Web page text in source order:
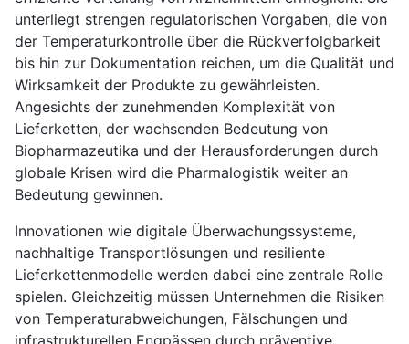
unterliegt strengen regulatorischen Vorgaben, die von
der Temperaturkontrolle über die Rückverfolgbarkeit
bis hin zur Dokumentation reichen, um die Qualität und
Wirksamkeit der Produkte zu gewährleisten.
Angesichts der zunehmenden Komplexität von
Lieferketten, der wachsenden Bedeutung von
Biopharmazeutika und der Herausforderungen durch
globale Krisen wird die Pharmalogistik weiter an
Bedeutung gewinnen.
Innovationen wie digitale Überwachungssysteme,
nachhaltige Transportlösungen und resiliente
Lieferkettenmodelle werden dabei eine zentrale Rolle
spielen. Gleichzeitig müssen Unternehmen die Risiken
von Temperaturabweichungen, Fälschungen und